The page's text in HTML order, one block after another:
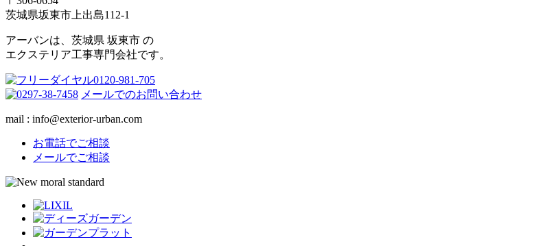
茨城県坂東市上出島112-1
アーバンは、茨城県 坂東市 の
エクステリア工事専門会社です。
メールでのお問い合わせ
mail : info@exterior-urban.com
お電話でご相談
メールでご相談